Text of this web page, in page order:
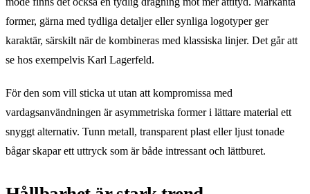
former, gärna med tydliga detaljer eller synliga logotyper ger
karaktär, särskilt när de kombineras med klassiska linjer. Det går att
se hos exempelvis Karl Lagerfeld.
För den som vill sticka ut utan att kompromissa med
vardagsanvändningen är asymmetriska former i lättare material ett
snyggt alternativ. Tunn metall, transparent plast eller ljust tonade
bågar skapar ett uttryck som är både intressant och lättburet.